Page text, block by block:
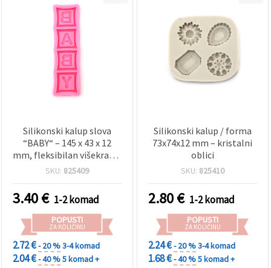
Silikonski kalup slova
“BABY“ – 145 x 43 x 12
mm, fleksibilan višekratni
abecedni kalup za DIY
smolu, sapune, polimernu
glinu, izradu svijeća i
dekoracije za baby shower
SKU: 825409
3.40€ 1-2 komad
POPUSTI
ZA KOLIČINU
2.72 €- 20 %3-4 komad
2.04 €- 40 %5 komad +
Silikonski kalup / forma
73x74x12 mm – kristalni
oblici
SKU: 825410
2.80€ 1-2 komad
POPUSTI
ZA KOLIČINU
2.24 €- 20 %3-4 komad
1.68 €- 40 %5 komad +